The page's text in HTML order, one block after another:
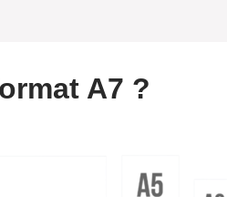
format A7
A7 ?